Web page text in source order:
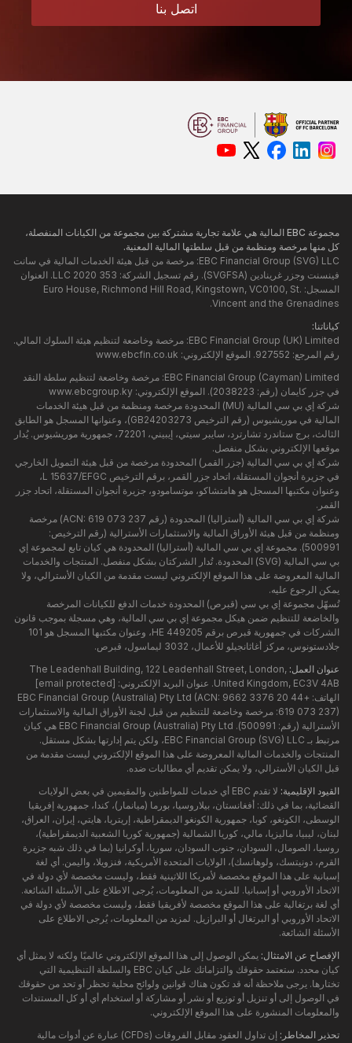
اتصل بنا
مجموعة EBC المالية هي علامة تجارية مشتركة بين مجموعة من الكيانات المنفصلة، ​​
كل منها مرخصة ومنظمة من قبل سلطتها المالية المعنية.
EBC Financial Group (SVG) LLC: مرخصة من قبل هيئة الخدمات المالية في سانت
فينسنت وجزر غرينادين (SVGFSA). رقم تسجيل الشركة: 353 LLC 2020. العنوان
المسجل: Euro House, Richmond Hill Road, Kingstown, VC0100, St.
Vincent and the Grenadines.
كياناتنا:
EBC Financial Group (UK) Limited: مرخصة وخاضعة لتنظيم هيئة السلوك المالي.
رقم المرجع: 927552. الموقع الإلكتروني:
www.ebcfin.co.uk
EBC Financial Group (Cayman) Limited: مرخصة وخاضعة لتنظيم سلطة النقد
في جزر كايمان (رقم: 2038223). الموقع الإلكتروني:
www.ebcgroup.ky
شركة إي بي سي المالية (MU) المحدودة مرخصة ومنظمة من قبل هيئة الخدمات
المالية في موريشيوس (رقم الترخيص GB24203273)، وعنوانها المسجل هو الطابق
الثالث، برج ستاندرد تشارترد، سايبر سيتي، إيبيني، 72201، جمهورية موريشيوس. يُدار
موقعها الإلكتروني بشكل منفصل.
شركة إي بي سي المالية (جزر القمر) المحدودة مرخصة من قبل هيئة التمويل الخارجي
في جزيرة أنجوان المستقلة، اتحاد جزر القمر، برقم الترخيص L 15637/EFGC،
وعنوان مكتبها المسجل هو هامتشاكو، موتسامودو، جزيرة أنجوان المستقلة، اتحاد جزر
القمر.
شركة إي بي سي المالية (أستراليا) المحدودة (رقم ACN: 619 073 237) مرخصة
ومنظمة من قبل هيئة الأوراق المالية والاستثمارات الأسترالية (رقم الترخيص:
500991). مجموعة إي بي سي المالية (أستراليا) المحدودة هي كيان تابع لمجموعة إي
بي سي المالية (SVG) المحدودة. تُدار الشركتان بشكل منفصل. المنتجات والخدمات
المالية المعروضة على هذا الموقع الإلكتروني ليست مقدمة من الكيان الأسترالي، ولا
يمكن الرجوع عليه.
تُسهّل مجموعة إي بي سي (قبرص) المحدودة خدمات الدفع للكيانات المرخصة
والخاضعة للتنظيم ضمن هيكل مجموعة إي بي سي المالية، وهي مسجلة بموجب قانون
الشركات في جمهورية قبرص برقم HE 449205، وعنوان مكتبها المسجل هو 101
جلادستونوس، مركز أغاثانجيلو للأعمال، 3032 ليماسول، قبرص.
عنوان العمل: The Leadenhall Building, 122 Leadenhall Street, London,
United Kingdom, EC3V 4AB. عنوان البريد الإلكتروني:
[email protected]
الهاتف: +44 20 3376 9662 EBC Financial Group (Australia) Pty Ltd (ACN:
619 073 237): مرخصة وخاضعة للتنظيم من قبل لجنة الأوراق المالية والاستثمارات
الأسترالية (رقم: 500991). EBC Financial Group (Australia) Pty Ltd هي كيان
مرتبط بـ EBC Financial Group (SVG) LLC، ولكن يتم إدارتها بشكل مستقل.
المنتجات والخدمات المالية المعروضة على هذا الموقع الإلكتروني ليست مقدمة من
قبل الكيان الأسترالي، ولا يمكن تقديم أي مطالبات ضده.
القيود الإقليمية:
لا تقدم EBC أي خدمات للمواطنين والمقيمين في بعض الولايات
القضائية، بما في ذلك: أفغانستان، بيلاروسيا، بورما (ميانمار)، كندا، جمهورية إفريقيا
الوسطى، الكونغو، كوبا، جمهورية الكونغو الديمقراطية، إريتريا، هايتي، إيران، العراق،
لبنان، ليبيا، ماليزيا، مالي، كوريا الشمالية (جمهورية كوريا الشعبية الديمقراطية)،
روسيا، الصومال، السودان، جنوب السودان، سوريا، أوكرانيا (بما في ذلك شبه جزيرة
القرم، دونيتسك، ولوهانسك)، الولايات المتحدة الأمريكية، فنزويلا، واليمن. أي لغة
إسبانية على هذا الموقع مخصصة لأمريكا اللاتينية فقط، وليست مخصصة لأي دولة في
الاتحاد الأوروبي أو إسبانيا. للمزيد من المعلومات، يُرجى الاطلاع على الأسئلة الشائعة.
أي لغة برتغالية على هذا الموقع مخصصة لأفريقيا فقط، وليست مخصصة لأي دولة في
الاتحاد الأوروبي أو البرتغال أو البرازيل. لمزيد من المعلومات، يُرجى الاطلاع على
الأسئلة الشائعة.
الإفصاح عن الامتثال: يمكن الوصول إلى هذا الموقع الإلكتروني عالميًا ولكنه لا يمثل أي
كيان محدد. ستعتمد حقوقك والتزاماتك على كيان EBC والسلطة التنظيمية التي
تختارها. يرجى ملاحظة أنه قد تكون هناك قوانين ولوائح محلية تحظر أو تحد من حقوقك
في الوصول إلى أو تنزيل أو توزيع أو نشر أو مشاركة أو استخدام أي أو كل المستندات
والمعلومات المنشورة على هذا الموقع الإلكتروني.
تحذير المخاطر:
إن تداول العقود مقابل الفروقات (CFDs) عبارة عن أدوات مالية